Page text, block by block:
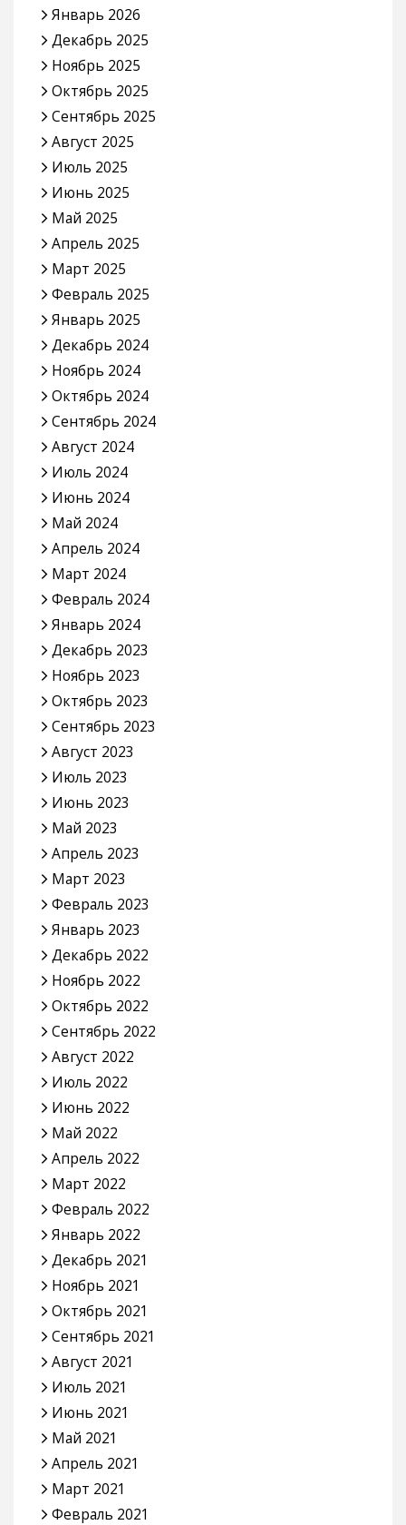
Январь 2026
Декабрь 2025
Ноябрь 2025
Октябрь 2025
Сентябрь 2025
Август 2025
Июль 2025
Июнь 2025
Май 2025
Апрель 2025
Март 2025
Февраль 2025
Январь 2025
Декабрь 2024
Ноябрь 2024
Октябрь 2024
Сентябрь 2024
Август 2024
Июль 2024
Июнь 2024
Май 2024
Апрель 2024
Март 2024
Февраль 2024
Январь 2024
Декабрь 2023
Ноябрь 2023
Октябрь 2023
Сентябрь 2023
Август 2023
Июль 2023
Июнь 2023
Май 2023
Апрель 2023
Март 2023
Февраль 2023
Январь 2023
Декабрь 2022
Ноябрь 2022
Октябрь 2022
Сентябрь 2022
Август 2022
Июль 2022
Июнь 2022
Май 2022
Апрель 2022
Март 2022
Февраль 2022
Январь 2022
Декабрь 2021
Ноябрь 2021
Октябрь 2021
Сентябрь 2021
Август 2021
Июль 2021
Июнь 2021
Май 2021
Апрель 2021
Март 2021
Февраль 2021